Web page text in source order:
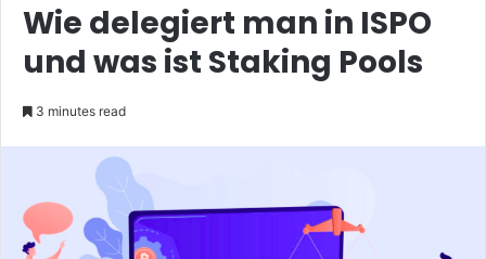
Wie delegiert man in ISPO
und was ist Staking Pools
3 minutes read